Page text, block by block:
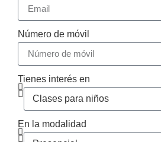
Número de móvil
Tienes interés en
En la modalidad